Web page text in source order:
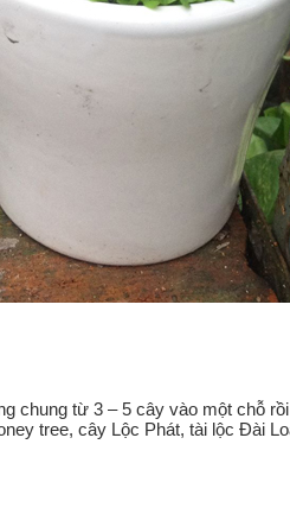
chung từ 3 – 5 cây vào một chỗ
tree, cây Lộc Phát, tài lộc Đài